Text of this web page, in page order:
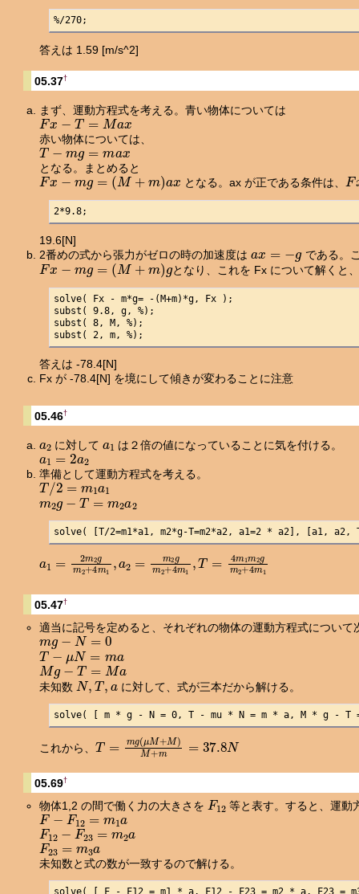
%/270;
答えは 1.59 [m/s^2]
05.37†
まず、運動方程式を考える。青い物体については
Fx− T =Max
赤い物体については、
T−mg=ma x
となる。まとめると
Fx−mg =( M+m)ax となる。ax が正である条件は、 F
2*9.8;
19.6[N]
2番めの式から張力がゼロの時の加速度は
である。
Fx−mg=(M+m)g となり、これを Fx について解くと、
solve( Fx - m*g= -(M+m)*g, Fx );
subst( 9.8, g, %);
subst( 8, M, %);
subst( 2, m, %);
答えは -78.4[N]
Fx が -78.4[N] を境にして傾きが変わることに注意
05.46†
に対して は２倍の値になっていることに気を付ける。
a1 =2a2
準備として運動方程式を考える。
T/2=m1 a1
m2g −T=m2a
solve( [T/2=m1*a1, m2*g-T=m2*a2, a1=2 * a2], [a1,
2gm 2=m gm 4m1,T=
05.47†
適当に記号を定めると、それぞれの物体の運動方程式について
mg−N=0
T−μ =ma
Mg T=Ma
未知数 N,T,a に対して、式が三本だから解ける。
solve( [ m * g - N = 0, T - mu * N = m * a, M * g -
これから、 T= g(μM+M)M m=37.8
05.69†
物体1,2 の間で働く力の大きさを F12等と表す。すると、運動
F−F12 =m1 a
F12 −F23= m2a
F23 m3a
未知数と式の数が一致するので解ける。
solve( [ F - F12 = m1 * a, F12 - F23 = m2 * a, F23 =